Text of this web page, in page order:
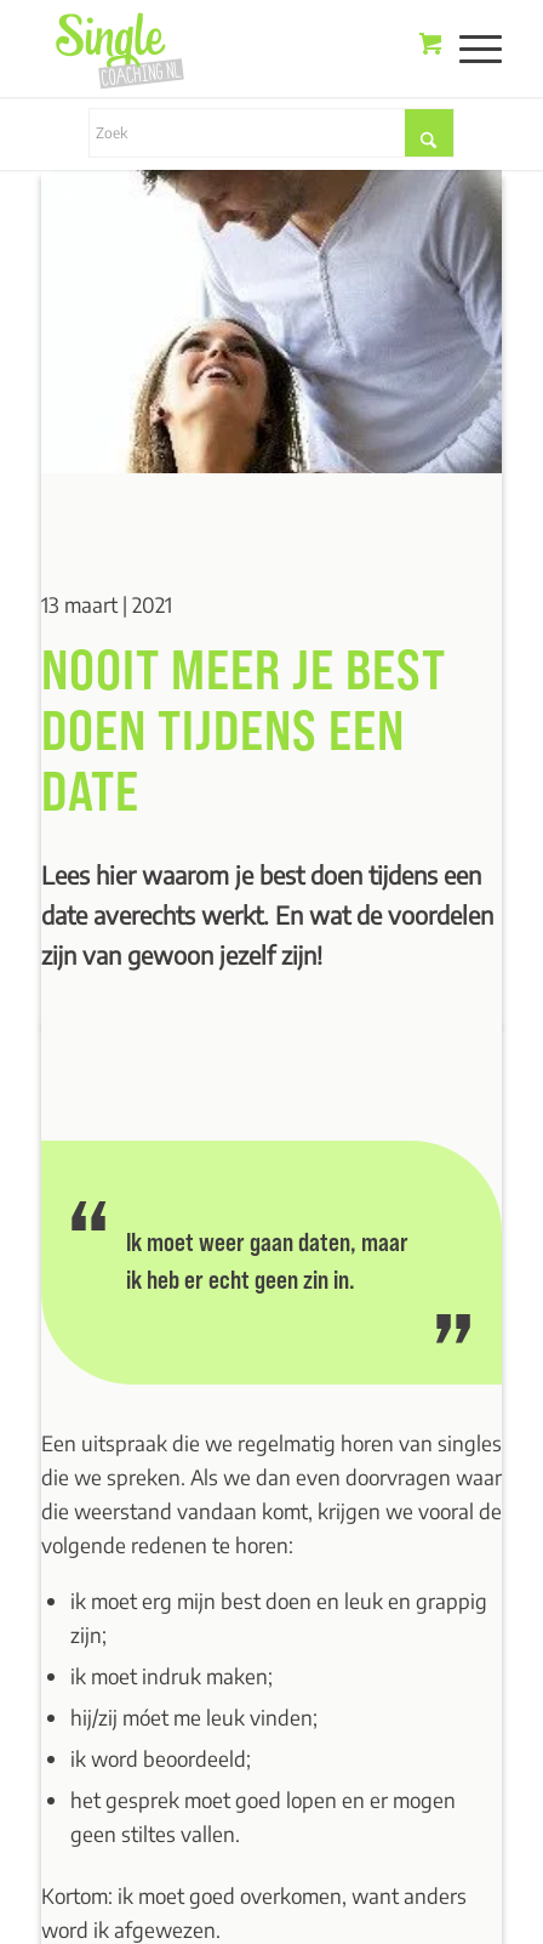
13 maart | 2021
NOOIT MEER JE BEST
DOEN TIJDENS EEN
DATE
Lees hier waarom je best doen tijdens een
date averechts werkt. En wat de voordelen
zijn van gewoon jezelf zijn!
Ik moet weer gaan daten, maar
ik heb er echt geen zin in.
Een uitspraak die we regelmatig horen van singles
die we spreken. Als we dan even doorvragen waar
die weerstand vandaan komt, krijgen we vooral de
volgende redenen te horen:
ik moet erg mijn best doen en leuk en grappig
zijn;
ik moet indruk maken;
hij/zij móet me leuk vinden;
ik word beoordeeld;
het gesprek moet goed lopen en er mogen
geen stiltes vallen.
Kortom: ik moet goed overkomen, want anders
word ik afgewezen.